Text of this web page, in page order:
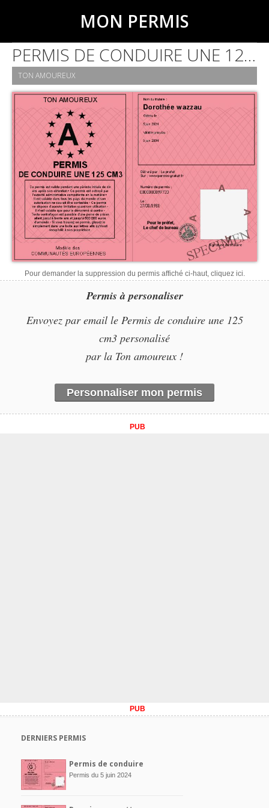
MON PERMIS
PERMIS DE CONDUIRE UNE 125 CM3
TON AMOUREUX
Pour demander la suppression du permis affiché ci-haut, cliquez ici.
Permis à personaliser
Envoyez par email le Permis de conduire une 125
cm3 personalisé
par la Ton amoureux !
Personnaliser mon permis
PUB
PUB
DERNIERS PERMIS
Permis de conduire
Permis du 5 juin 2024